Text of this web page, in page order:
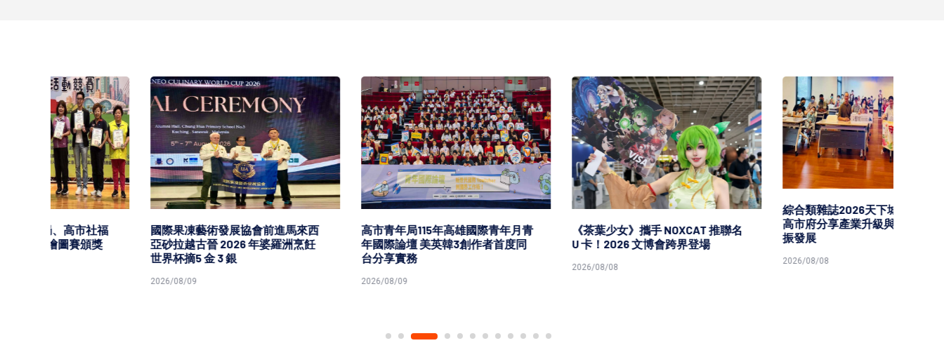
國際果凍藝術發展協會前進馬來西
亞砂拉越古晉 2026 年婆羅洲烹飪
高市青年局115年高雄國際青年月青
年國際論壇 美英韓3創作者首度同
《茶葉少女》攜手 NOXCAT 推聯名
U 卡！2026 文博會跨界登場
綜合類雜誌2026天下城市高峰論壇
高市府分享產業升級與金融服務共
振發展